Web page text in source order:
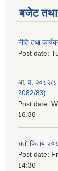
बजेट तथा
नीति तथा
Post date:
आ. व. २०८२/८३
2082/83)
Post date:
16:38
रातो किताब
Post date:
14:36